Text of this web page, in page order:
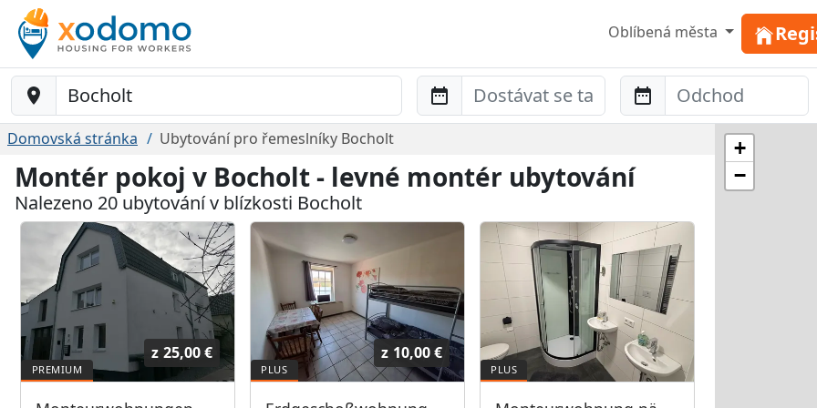
Oblíbená města
Baustelle-Location Anreise Abreise
Domovská stránka Ubytování pro řemeslníky Bocholt
Montér pokoj v Bocholt - levné montér ubytování
Nalezeno 20 ubytování v blízkosti Bocholt
z 25,00 € z 10,00 €
+
−